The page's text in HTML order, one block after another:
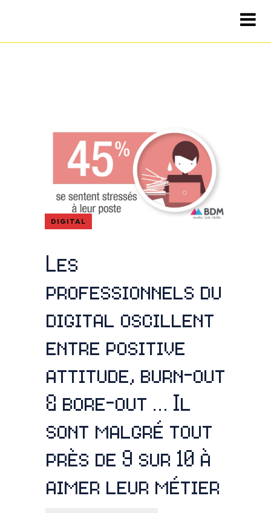
DIGITAL
Les
professionnels du
digital oscillent
entre positive
attitude, burn-out
& bore-out … Il
sont malgré tout
près de 9 sur 10 à
aimer leur métier